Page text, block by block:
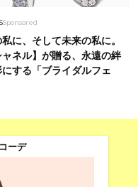
Sponsored
に、そして未来の私に。
ャネル】が贈る、永遠の絆
にする「ブライダルフェ
ーデ